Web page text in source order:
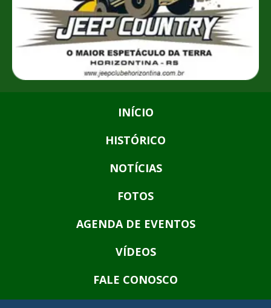
INÍCIO
HISTÓRICO
NOTÍCIAS
FOTOS
AGENDA DE EVENTOS
VÍDEOS
FALE CONOSCO